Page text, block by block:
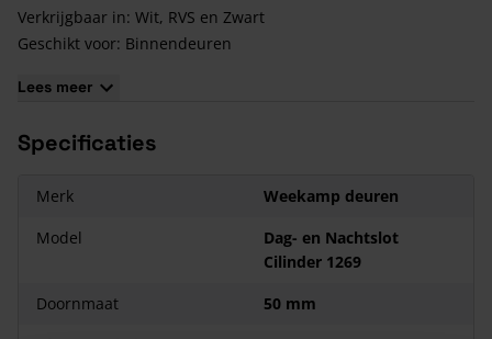
Verkrijgbaar in: Wit, RVS en Zwart
Geschikt voor: Binnendeuren
Afgeronde voorplaat
Lees meer
Specificaties
Merk
Weekamp deuren
Model
Dag- en Nachtslot
Cilinder 1269
Doornmaat
50 mm